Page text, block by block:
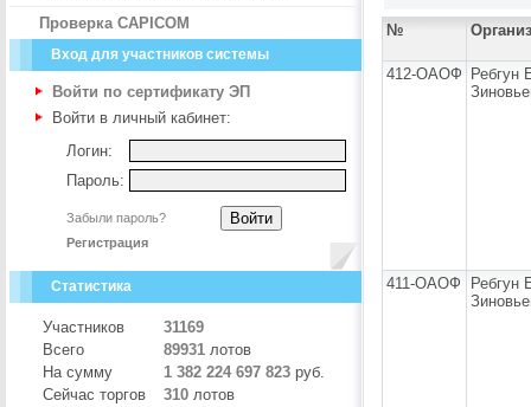
Проверка CAPICOM
Вход для участников системы
Войти по сертификату ЭП
Войти в личный кабинет:
Логин:
Пароль:
Забыли пароль?
Регистрация
Статистика
Участников
31169
Всего
89931 лотов
На сумму
1 382 224 697 823 руб.
Сейчас торгов
310 лотов
№
412-ОАОФ
Ребгун
411-ОАОФ
Ребгун